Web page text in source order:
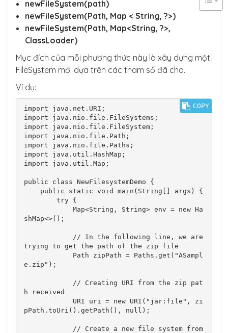
newFileSystem(path)
newFileSystem(Path, Map < String, ?>)
newFileSystem(Path, Map<String, ?>,
ClassLoader)
Mục đích của mỗi phương thức này là xây dựng một
FileSystem mới dựa trên các tham số đã cho.
Ví dụ:
import java.net.URI;
import java.nio.file.FileSystems;
import java.nio.file.FileSystem;
import java.nio.file.Path;
import java.nio.file.Paths;
import java.util.HashMap;
import java.util.Map;
public class NewFilesystemDemo {
shMap<>();
trying to get the path of the zip file
e.zip");
h received
pPath.toUri().getPath(), null);
COPY